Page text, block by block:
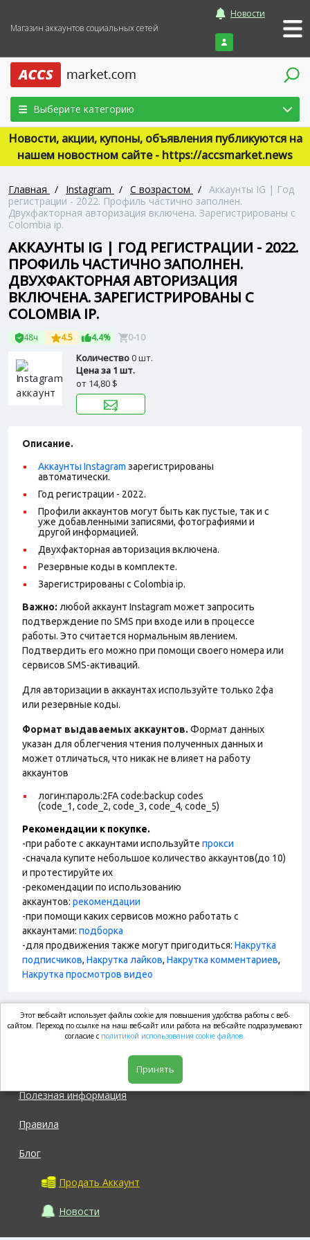
Магазин аккаунтов социальных сетей
Новости
Войти
Выберите категорию
Новости, акции, купоны, объявления публикуются на
нашем новостном сайте - https://accsmarket.news
Главная / Instagram / С возрастом / Аккаунты IG | Год
регистрации - 2022. Профиль частично заполнен.
Двухфакторная авторизация включена. Зарегистрированы с
Colombia ip.
АККАУНТЫ IG | ГОД РЕГИСТРАЦИИ - 2022.
ПРОФИЛЬ ЧАСТИЧНО ЗАПОЛНЕН.
ДВУХФАКТОРНАЯ АВТОРИЗАЦИЯ
ВКЛЮЧЕНА. ЗАРЕГИСТРИРОВАНЫ С
COLOMBIA IP.
48ч 4.5 4.4% 0-10
Количество0 шт.
Цена за 1 шт.
от 14,80 $
Описание.
Аккаунты Instagram зарегистрированы
автоматически.
Год регистрации - 2022.
Профили аккаунтов могут быть как пустые, так и с
уже добавленными записями, фотографиями и
другой информацией.
Двухфакторная авторизация включена.
Резервные коды в комплекте.
Зарегистрированы с Colombia ip.
Важно: любой аккаунт Instagram может запросить
подтверждение по SMS при входе или в процессе
работы. Это считается нормальным явлением.
Подтвердить его можно при помощи своего номера или
сервисов SMS-активаций.
Для авторизации в аккаунтах используйте только 2фа
или резервные коды.
Формат выдаваемых аккаунтов. Формат данных
указан для облегчения чтения полученных данных и
может отличаться, что никак не влияет на работу
аккаунтов
логин:пароль:2FA code:backup codes
(code_1, code_2, code_3, code_4, code_5)
Рекомендации к покупке.
-при работе с аккаунтами используйте прокси
-сначала купите небольшое количество аккаунтов(до 10)
и протестируйте их
-рекомендации по использованию
аккаунтов: рекомендации
-при помощи каких сервисов можно работать с
аккаунтами: подборка
-для продвижения также могут пригодиться: Накрутка
подписчиков, Накрутка лайков, Накрутка комментариев,
Накрутка просмотров видео
market.com
Полезная информация
Правила
Блог
Продать Аккаунт
Новости
Этот веб-сайт использует файлы cookie для повышения удобства работы с веб-
сайтом. Переход по ссылке на наш веб-сайт или работа на веб-сайте подразумевают
согласие с политикой использования cookie файлов.
Принять